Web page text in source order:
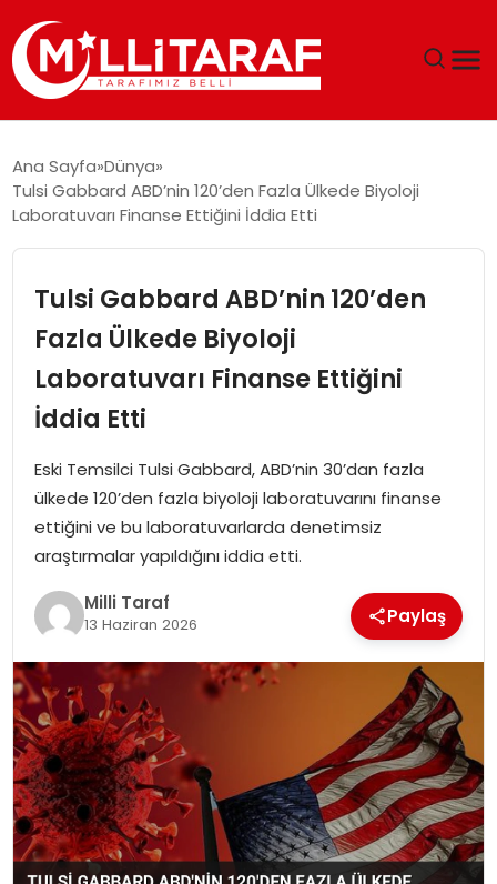
ÖZEL SAYFALAR
SPOR
MAGAZIN
Ana Sayfa Dünya
Tulsi Gabbard ABD’nin 120’den Fazla Ülkede Biyoloji
Laboratuvarı Finanse Ettiğini İddia Etti
Tulsi Gabbard ABD’nin 120’den
Fazla Ülkede Biyoloji
Laboratuvarı Finanse Ettiğini
İddia Etti
Eski Temsilci Tulsi Gabbard, ABD’nin 30’dan fazla
ülkede 120’den fazla biyoloji laboratuvarını finanse
ettiğini ve bu laboratuvarlarda denetimsiz
araştırmalar yapıldığını iddia etti.
Milli Taraf
13 Haziran 2026 Paylaş